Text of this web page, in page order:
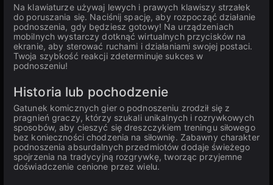
Na klawiaturze używaj lewych i prawych klawiszy strzałek
do poruszania się. Naciśnij spację, aby rozpocząć działanie
podnoszenia, gdy będziesz gotowy! Na urządzeniach
mobilnych wystarczy dotknąć wirtualnych przycisków na
ekranie, aby sterować ruchami i działaniami swojej postaci.
Twoja szybkość reakcji zdeterminuje sukces w
podnoszeniu!
Historia lub pochodzenie
Gatunek komicznych gier o podnoszeniu zrodził się z
pragnień graczy, którzy szukali unikalnych i rozrywkowych
sposobów, aby cieszyć się dreszczykiem treningu siłowego
bez konieczności chodzenia na siłownię. Zabawny charakter
podnoszenia absurdalnych przedmiotów dodaje świeżego
spojrzenia na tradycyjną rozgrywkę, tworząc przyjemne
doświadczenie cenione przez wielu.